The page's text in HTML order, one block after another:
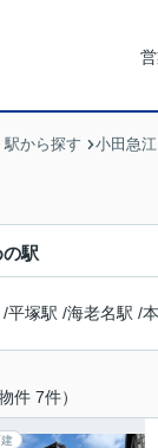
駅から探す 小田急
駅
/平塚駅 /海老名駅 /
件 7件）